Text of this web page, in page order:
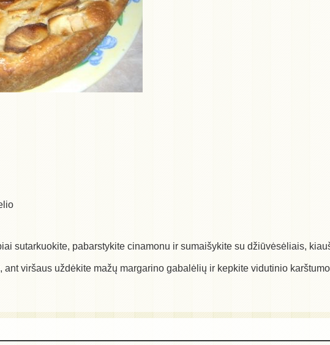
sutarkuokite, pabarstykite cinamonu ir sumaišykite su džiūvėsėliais,
viršaus uždėkite mažų margarino gabalėlių ir kepkite vidutinio